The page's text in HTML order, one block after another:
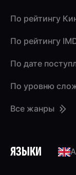
ЯЗЫКИ
По рейтингу
По рейтингу
По дате
По уровню
Все жанры